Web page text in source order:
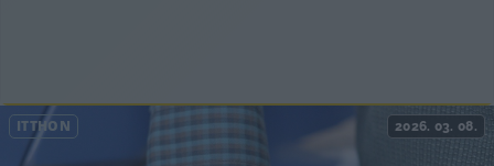
ITTHON 2026. 03. 08.